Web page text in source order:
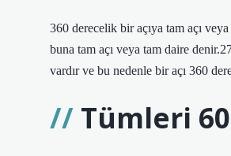
360 derecelik bir açıya tam açı
buna tam açı veya tam daire
vardır ve bu nedenle bir açı 360
Tümleri